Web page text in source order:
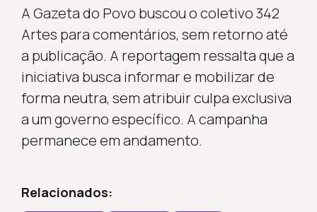
A Gazeta do Povo buscou o coletivo 342
Artes para comentários, sem retorno até
a publicação. A reportagem ressalta que a
iniciativa busca informar e mobilizar de
forma neutra, sem atribuir culpa exclusiva
a um governo específico. A campanha
permanece em andamento.
Relacionados: